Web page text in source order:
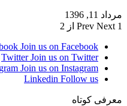
مرداد 11, 1396
Prev Next 1 از 2
Join us on Facebook
Twitter Join us on Twitter
Join us on Instagram
Linkedin Follow us
معرفی کوتاه